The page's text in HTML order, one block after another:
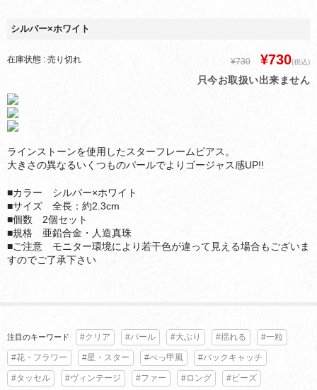
シルバー×ホワイト
在庫状態 : 売り切れ ¥730 ¥730(税込)
只今お取扱い出来ません
ラインストーンを使用したスターフレームピアス。
大きさの異なるいくつものパールでよりゴージャス感UP!!
■カラー シルバー×ホワイト
■サイズ 全長：約2.3cm
■個数 2個セット
■規格 亜鉛合金・人造真珠
■ご注意 モニター環境により若干色が違って見える場合もございま
すのでご了承下さい
注目のキーワード #クリア #パール #大ぶり #揺れる #一粒
#花・フラワー #星・スター #べっ甲風 #バックキャッチ
#タッセル #ヴィンテージ #ファー #ロング #ビーズ